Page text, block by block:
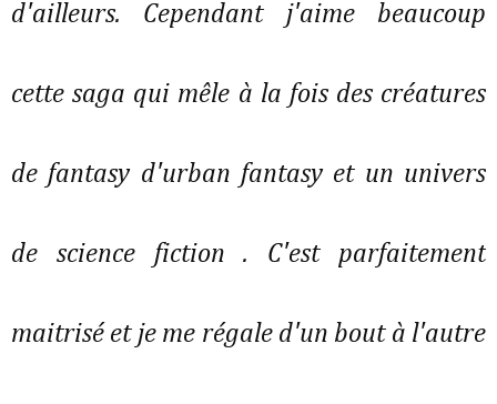
d'ailleurs. Cependant j'aime beaucoup
cette saga qui mêle à la fois des créatures
de fantasy d'urban fantasy et un univers
de science fiction . C'est parfaitement
maitrisé et je me régale d'un bout à l'autre